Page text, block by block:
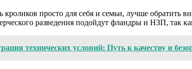
кроликов просто для себя и семьи, лучше
разведения подойдут фландры и НЗП, так
технических условий: Путь к качеству и